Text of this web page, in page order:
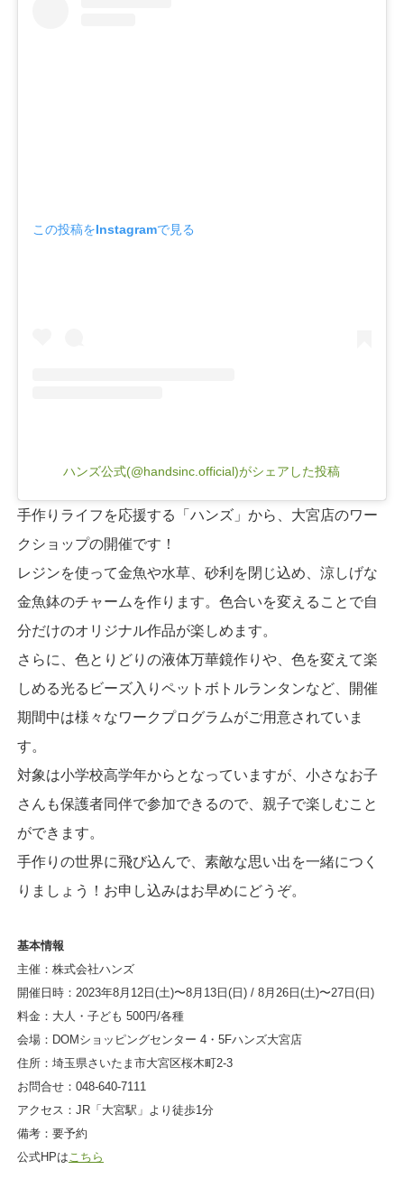
この投稿をInstagramで見る
ハンズ公式(@handsinc.official)がシェアした投稿
手作りライフを応援する「ハンズ」から、大宮店のワー
クショップの開催です！
レジンを使って金魚や水草、砂利を閉じ込め、涼しげな
金魚鉢のチャームを作ります。色合いを変えることで自
分だけのオリジナル作品が楽しめます。
さらに、色とりどりの液体万華鏡作りや、色を変えて楽
しめる光るビーズ入りペットボトルランタンなど、開催
期間中は様々なワークプログラムがご用意されていま
す。
対象は小学校高学年からとなっていますが、小さなお子
さんも保護者同伴で参加できるので、親子で楽しむこと
ができます。
手作りの世界に飛び込んで、素敵な思い出を一緒につく
りましょう！お申し込みはお早めにどうぞ。
基本情報
主催：株式会社ハンズ
開催日時：2023年8月12日(土)〜8月13日(日) / 8月26日(土)〜27日(日)
料金：大人・子ども 500円/各種
会場：DOMショッピングセンター 4・5Fハンズ大宮店
住所：​​埼玉県さいたま市大宮区桜木町2-3
お問合せ：048-640-7111
アクセス：JR「大宮駅」より徒歩1分
備考：要予約
公式HPはこちら